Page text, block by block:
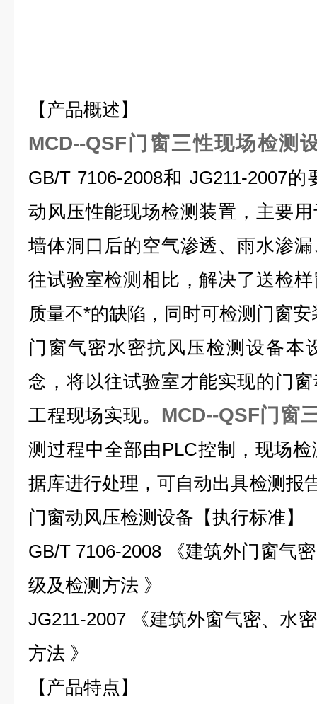
【产品概述】
MCD--QSF门窗三性现场检测
GB/T 7106-2008和 JG211-2007的
动风压性能现场检测装置，主要
墙体洞口后的空气渗透、雨水渗
往试验室检测相比，解决了送检
质量不*的缺陷，同时可检测门窗
门窗气密水密抗风压检测设备本
念，将以往试验室才能实现的门
工程现场实现。 MCD--QSF门窗
测过程中全部由PLC控制，现场
据库进行处理，可自动出具检测报
门窗动风压检测设备【执行标准】
GB/T 7106-2008
《建筑外门窗气
级及检测方法 》
JG211-2007
《建筑外窗气密、水
方法 》
【产品特点】